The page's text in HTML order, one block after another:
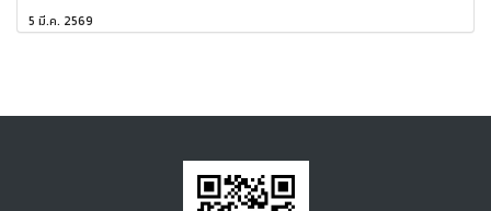
5 มี.ค. 2569